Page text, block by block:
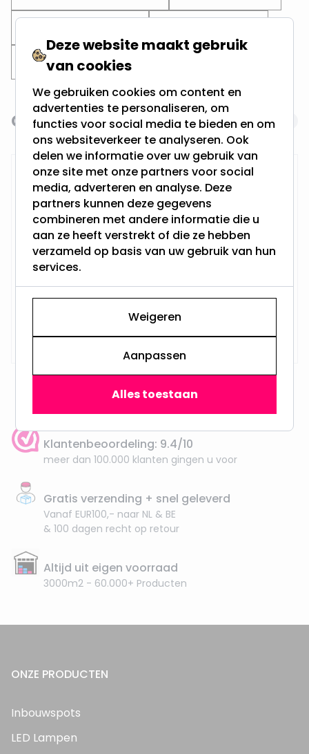
Zaagmaat 65MM
Navigating through the elements of the carousel is
Press to skip carousel
Gerelateerde producten
RTM Lighting LED Dimmer
Maandag verzonden
29,95
Klantenbeoordeling: 9.4/10
meer dan 100.000 klanten gingen u voor
Gratis verzending + snel geleverd
Vanaf EUR100,- naar NL & BE
& 100 dagen recht op retour
Altijd uit eigen voorraad
3000m2 - 60.000+ Producten
ONZE PRODUCTEN
Inbouwspots
LED Lampen
Deze website maakt gebruik
van cookies
We gebruiken cookies om content en
advertenties te personaliseren, om
functies voor social media te bieden en om
ons websiteverkeer te analyseren. Ook
delen we informatie over uw gebruik van
onze site met onze partners voor social
media, adverteren en analyse. Deze
partners kunnen deze gegevens
combineren met andere informatie die u
aan ze heeft verstrekt of die ze hebben
verzameld op basis van uw gebruik van hun
services.
Weigeren
Aanpassen
Alles toestaan